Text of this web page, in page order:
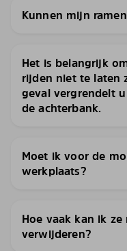
Kunnen mijn
Het is belangrijk
rijden niet te laten
geval vergrendelt
de achterbank.
Moet ik voor de
werkplaats?
Hoe vaak kan ik
verwijderen?